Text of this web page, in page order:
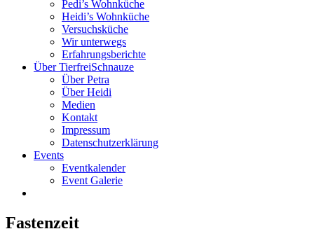
Pedi’s Wohnküche
Heidi’s Wohnküche
Versuchsküche
Wir unterwegs
Erfahrungsberichte
Über TierfreiSchnauze
Über Petra
Über Heidi
Medien
Kontakt
Impressum
Datenschutzerklärung
Events
Eventkalender
Event Galerie
Fastenzeit